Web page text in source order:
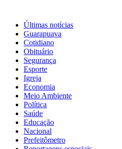
Últimas notícias
Guarapuava
Cotidiano
Obituário
Segurança
Esporte
Igreja
Economia
Meio Ambiente
Política
Saúde
Educação
Nacional
Prefeitômetro